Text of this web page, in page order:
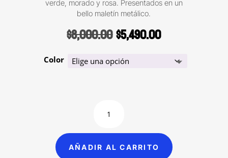
verde, morado y rosa. Presentados en un
bello maletín metálico.
$8,000.00Original
price
was:
$5,490.00Current
Color
mano
AÑADIR AL CARRITO